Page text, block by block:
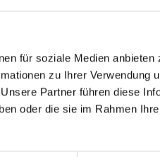
für soziale Medien anbieten
zu Ihrer Verwendung
Partner führen diese
oder die sie im Rahmen